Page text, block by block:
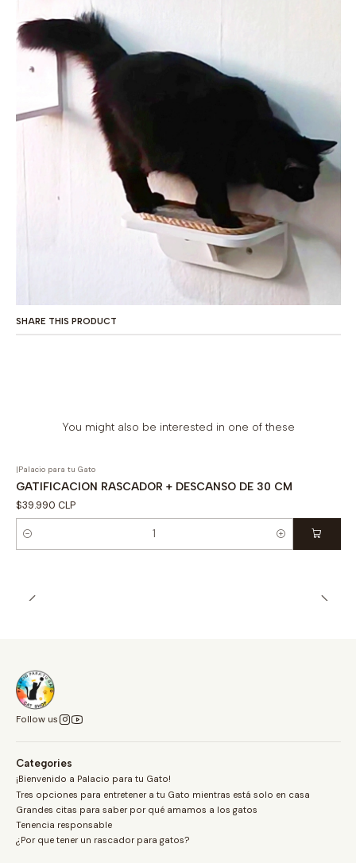
SHARE THIS PRODUCT
You might also be interested in one of these
|Palacio para tu Gato
GATIFICACION RASCADOR + DESCANSO DE 30 CM
$39.990 CLP
Quantity
Follow us
Categories
¡Bienvenido a Palacio para tu Gato!
Tres opciones para entretener a tu Gato mientras está solo en casa
Grandes citas para saber por qué amamos a los gatos
Tenencia responsable
¿Por que tener un rascador para gatos?